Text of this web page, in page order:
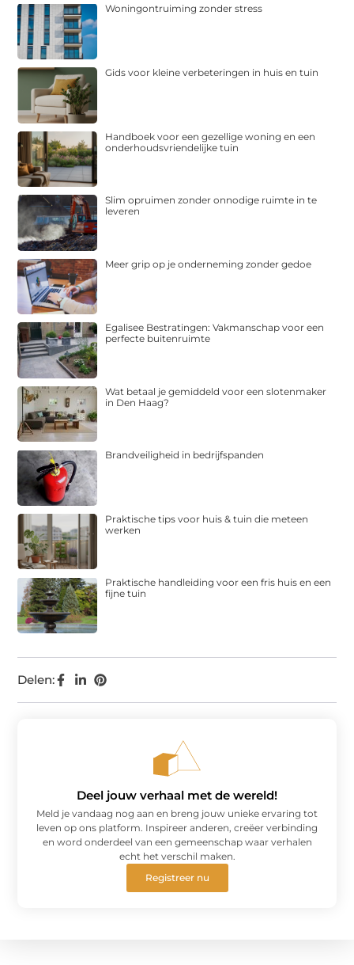
Delen:
Woningontruiming zonder stress
Gids voor kleine verbeteringen in huis en tuin
Handboek voor een gezellige woning en een
onderhoudsvriendelijke tuin
Slim opruimen zonder onnodige ruimte in te
leveren
Meer grip op je onderneming zonder gedoe
Egalisee Bestratingen: Vakmanschap voor een
perfecte buitenruimte
Wat betaal je gemiddeld voor een slotenmaker
in Den Haag?
Brandveiligheid in bedrijfspanden
Praktische tips voor huis & tuin die meteen
werken
Praktische handleiding voor een fris huis en een
fijne tuin
Deel jouw verhaal met de wereld!
Meld je vandaag nog aan en breng jouw unieke ervaring tot
leven op ons platform. Inspireer anderen, creëer verbinding
en word onderdeel van een gemeenschap waar verhalen
echt het verschil maken.
Registreer nu